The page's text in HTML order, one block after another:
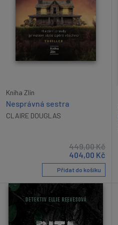
Kniha Zlín
Nesprávná sestra
CLAIRE DOUGLAS
449,00Kč
404,00 Kč
Přidat do košíku